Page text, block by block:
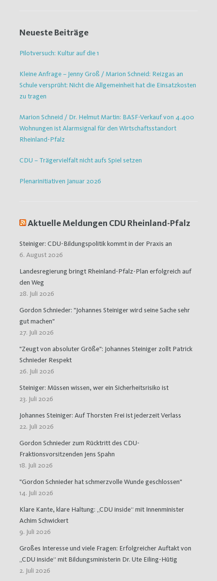
Neueste Beiträge
Pilotversuch: Kultur auf die 1
Kleine Anfrage – Jenny Groß / Marion Schneid: Reizgas an
Schule versprüht: Nicht die Allgemeinheit hat die Einsatzkosten
zu tragen
Marion Schneid / Dr. Helmut Martin: BASF-Verkauf von 4.400
Wohnungen ist Alarmsignal für den Wirtschaftsstandort
Rheinland-Pfalz
CDU – Trägervielfalt nicht aufs Spiel setzen
Plenarinitiativen Januar 2026
Aktuelle Meldungen CDU Rheinland-Pfalz
Steiniger: CDU-Bildungspolitik kommt in der Praxis an
6. August 2026
Landesregierung bringt Rheinland-Pfalz-Plan erfolgreich auf
den Weg
28. Juli 2026
Gordon Schnieder: "Johannes Steiniger wird seine Sache sehr
gut machen"
27. Juli 2026
"Zeugt von absoluter Größe": Johannes Steiniger zollt Patrick
Schnieder Respekt
26. Juli 2026
Steiniger: Müssen wissen, wer ein Sicherheitsrisiko ist
23. Juli 2026
Johannes Steiniger: Auf Thorsten Frei ist jederzeit Verlass
22. Juli 2026
Gordon Schnieder zum Rücktritt des CDU-
Fraktionsvorsitzenden Jens Spahn
18. Juli 2026
"Gordon Schnieder hat schmerzvolle Wunde geschlossen"
14. Juli 2026
Klare Kante, klare Haltung: „CDU inside“ mit Innenminister
Achim Schwickert
9. Juli 2026
Großes Interesse und viele Fragen: Erfolgreicher Auftakt von
„CDU inside“ mit Bildungsministerin Dr. Ute Eiling-Hütig
2. Juli 2026